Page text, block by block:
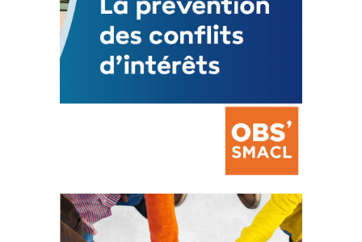
La prévention des conflits
d’intérêts
18 septembre 2023